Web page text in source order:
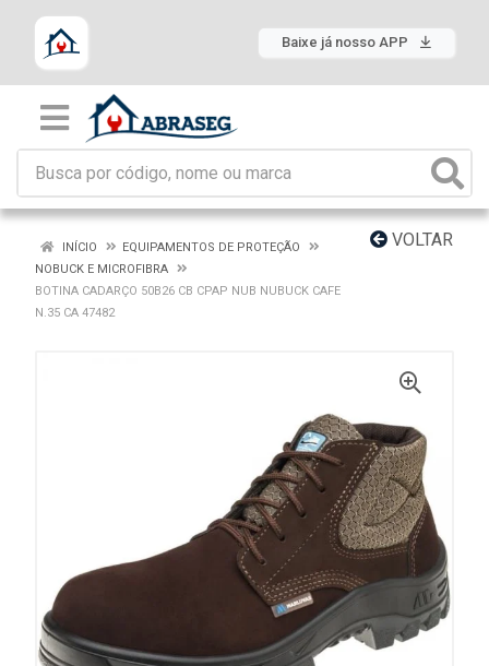
Baixe já nosso APP
VOLTAR
INÍCIO
EQUIPAMENTOS DE PROTEÇÃO
NOBUCK E MICROFIBRA
BOTINA CADARÇO 50B26 CB CPAP NUB NUBUCK CAFE
N.35 CA 47482